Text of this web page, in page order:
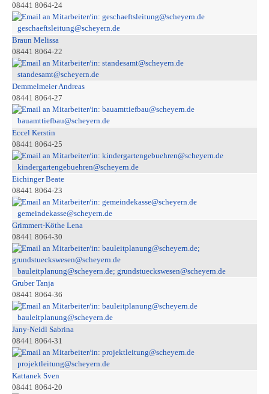
08441 8064-24
geschaeftsleitung@scheyern.de
Braun Melissa
08441 8064-22
standesamt@scheyern.de
Demmelmeier Andreas
08441 8064-27
bauamttiefbau@scheyern.de
Eccel Kerstin
08441 8064-25
kindergartengebuehren@scheyern.de
Eichinger Beate
08441 8064-23
gemeindekasse@scheyern.de
Grimmert-Köthe Lena
08441 8064-30
bauleitplanung@scheyern.de; grundstueckswesen@scheyern.de
Gruber Tanja
08441 8064-36
bauleitplanung@scheyern.de
Jany-Neidl Sabrina
08441 8064-31
projektleitung@scheyern.de
Kattanek Sven
08441 8064-20